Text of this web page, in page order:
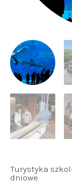
Turystyka
dniowe